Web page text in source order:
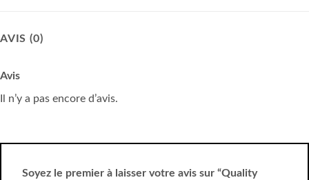
AVIS (0)
Avis
Il n’y a pas encore d’avis.
Soyez le premier à laisser votre avis sur “Quality